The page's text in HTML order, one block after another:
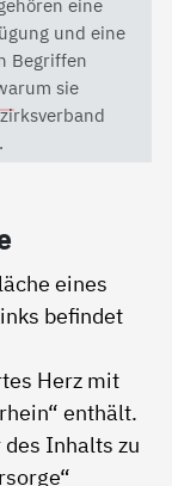
Sie die
und eine
Begriffen
sie